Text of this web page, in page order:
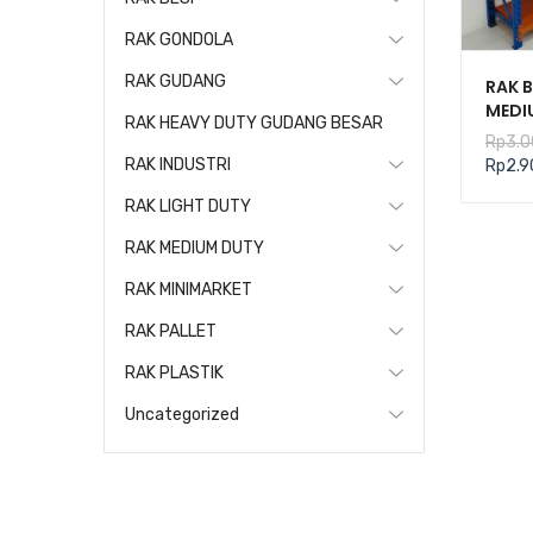
RAK
TIPE
Rp
Rp
RAK GONDOLA
RAK GUDANG
RAK HEAVY DUTY GUDANG BESAR
RAK INDUSTRI
RAK LIGHT DUTY
RAK MEDIUM DUTY
RAK MINIMARKET
RAK PALLET
RAK PLASTIK
Uncategorized